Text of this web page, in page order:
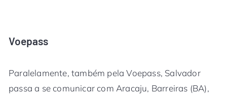
Voepass
Paralelamente, também pela Voepass, Salvador
passa a se comunicar com Aracaju, Barreiras (BA),